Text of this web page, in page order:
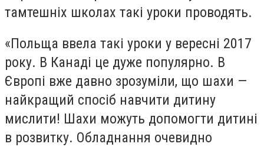
тамтешніх школах такі уроки проводять.
«Польща ввела такі уроки у вересні 2017
року. В Канаді це дуже популярно. В
Європі вже давно зрозуміли, що шахи —
найкращий спосіб навчити дитину
мислити! Шахи можуть допомогти дитині
в розвитку. Обладнання очевидно